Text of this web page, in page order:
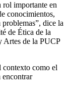
rol importante en
conocimientos,
dice la
de Ética de la
Artes de la PUCP
contexto como el
encontrar